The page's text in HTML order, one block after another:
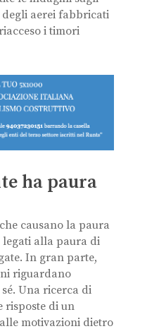
aerei fabbricati
i timori
ha paura
causano la paura
legati alla paura di
In gran parte,
riguardano
Una ricerca di
risposte di un
motivazioni dietro